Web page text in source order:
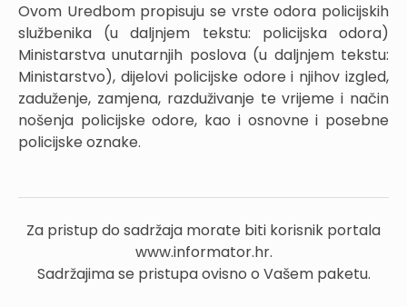
Ovom Uredbom propisuju se vrste odora policijskih
službenika (u daljnjem tekstu: policijska odora)
Ministarstva unutarnjih poslova (u daljnjem tekstu:
Ministarstvo), dijelovi policijske odore i njihov izgled,
zaduženje, zamjena, razduživanje te vrijeme i način
nošenja policijske odore, kao i osnovne i posebne
policijske oznake.
Za pristup do sadržaja morate biti korisnik portala
www.informator.hr.
Sadržajima se pristupa ovisno o Vašem paketu.